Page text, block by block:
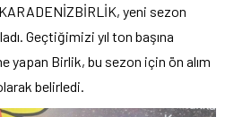
yeni sezon
Geçtiğimizi yıl ton başına
yapan Birlik, bu sezon için ön alım
belirledi.